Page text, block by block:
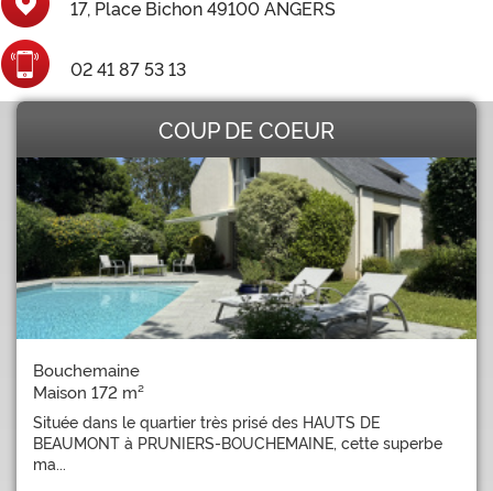
17, Place Bichon 49100 ANGERS
02 41 87 53 13
COUP DE COEUR
Bouchemaine
Maison 172 m²
Située dans le quartier très prisé des HAUTS DE
BEAUMONT à PRUNIERS-BOUCHEMAINE, cette superbe
ma...